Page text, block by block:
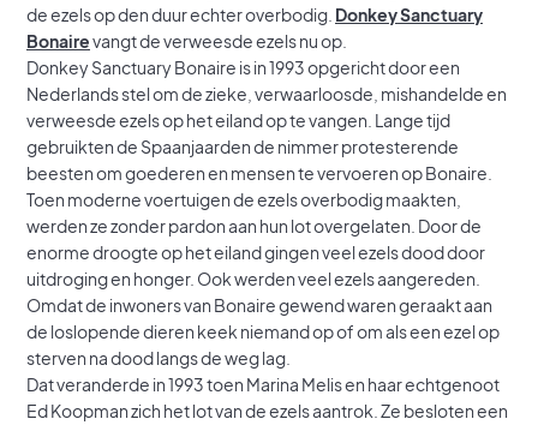
de ezels op den duur echter overbodig. Donkey Sanctuary
Bonairevangt de verweesde ezels nu op.
Donkey Sanctuary Bonaire is in 1993 opgericht door een
Nederlands stel om de zieke, verwaarloosde, mishandelde en
verweesde ezels op het eiland op te vangen. Lange tijd
gebruikten de Spaanjaarden de nimmer protesterende
beesten om goederen en mensen te vervoeren op Bonaire.
Toen moderne voertuigen de ezels overbodig maakten,
werden ze zonder pardon aan hun lot overgelaten. Door de
enorme droogte op het eiland gingen veel ezels dood door
uitdroging en honger. Ook werden veel ezels aangereden.
Omdat de inwoners van Bonaire gewend waren geraakt aan
de loslopende dieren keek niemand op of om als een ezel op
sterven na dood langs de weg lag.
Dat veranderde in 1993 toen Marina Melis en haar echtgenoot
Ed Koopman zich het lot van de ezels aantrok. Ze besloten een